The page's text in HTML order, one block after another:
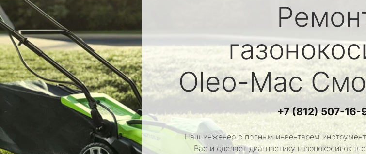
Oleo-Mac
+7 (812) 507-16-
Наш инженер с полным инвентарем
Вас и сделает диагностику газонокосилок